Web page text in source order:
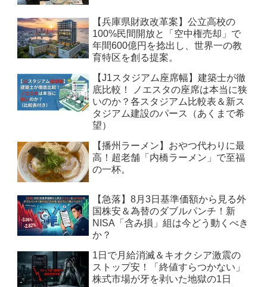
【兵庫県財政改革案】公立高校の
100%民間開放と「空中権売却」で
年間600億円を捻出し、世界一の教
育特区を創る提案。
【J1スタジアム座席幅】建築士が徹
底比較！ ノエスタの座席は本当に狭
いのか？各スタジアム比較表＆新ス
タジアム建設のパース（あくまで希
望）
【播州ラーメン】おやつ代わりに最
高！超老舗「内橋ラーメン」で至福
の一杯。
【急落】8月3日基準価額から見る外
国株安＆為替のダブルパンチ！新
NISA「含み損」組は今どう動くべき
か？
1日で月給消滅＆キオクシア激震の
ストップ安！「終値すらつかない」
株式市場が牙を剥いた地獄の1日